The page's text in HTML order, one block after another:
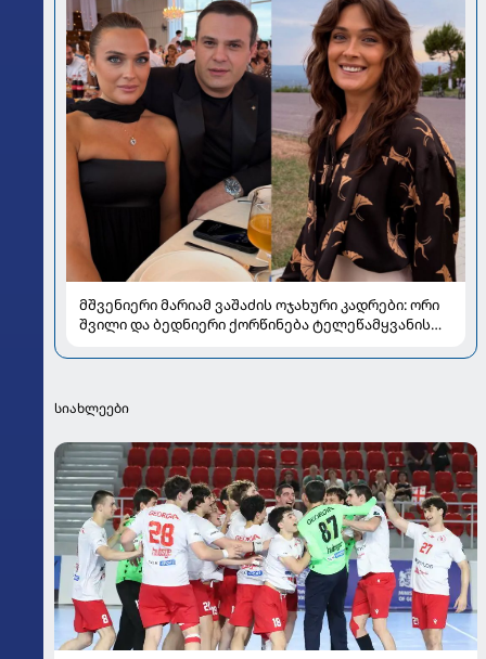
მშვენიერი მარიამ ვაშაძის ოჯახური კადრები: ორი
შვილი და ბედნიერი ქორწინება ტელეწამყვანის
სიახლეები